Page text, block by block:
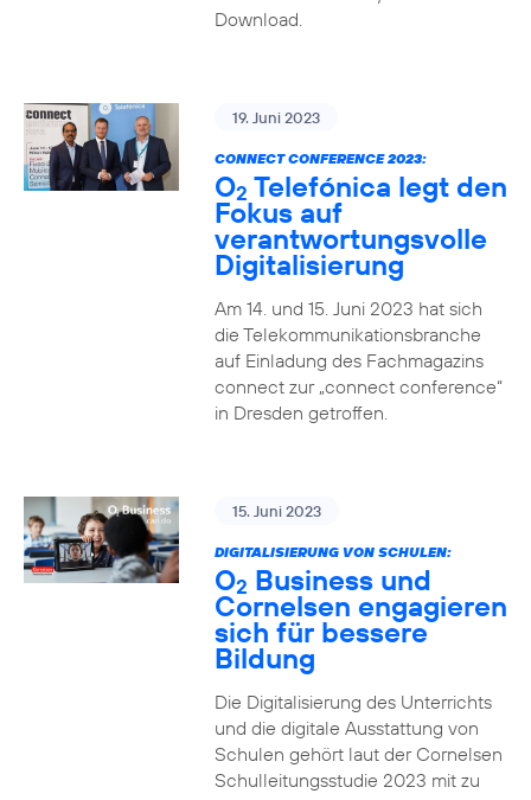
Download.
19. Juni 2023
CONNECT CONFERENCE 2023:
O2 Telefónica legt den
Fokus auf
verantwortungsvolle
Digitalisierung
Am 14. und 15. Juni 2023 hat sich
die Telekommunikationsbranche
auf Einladung des Fachmagazins
connect zur „connect conference“
in Dresden getroffen.
15. Juni 2023
DIGITALISIERUNG VON SCHULEN:
O2 Business und
Cornelsen engagieren
sich für bessere
Bildung
Die Digitalisierung des Unterrichts
und die digitale Ausstattung von
Schulen gehört laut der Cornelsen
Schulleitungsstudie 2023 mit zu